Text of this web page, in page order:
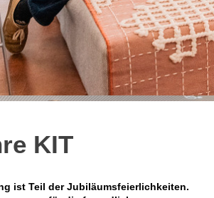
KIT
ist Teil der Jubiläumsfeierlichkeiten.